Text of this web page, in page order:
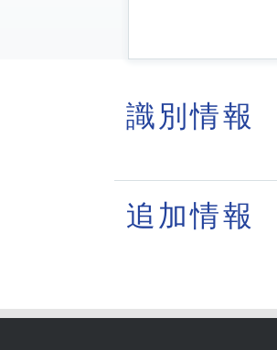
識別情報
追加情報